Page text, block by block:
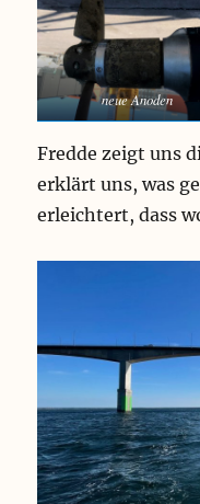
neue Anoden
Fredde zeigt uns
erklärt uns, was
erleichtert, dass